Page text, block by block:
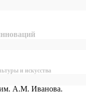
и искусства
им. А.М. Иванова.